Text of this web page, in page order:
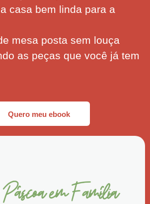
casa bem linda para a
mesa posta sem louça
as peças que você já tem
Quero meu ebook